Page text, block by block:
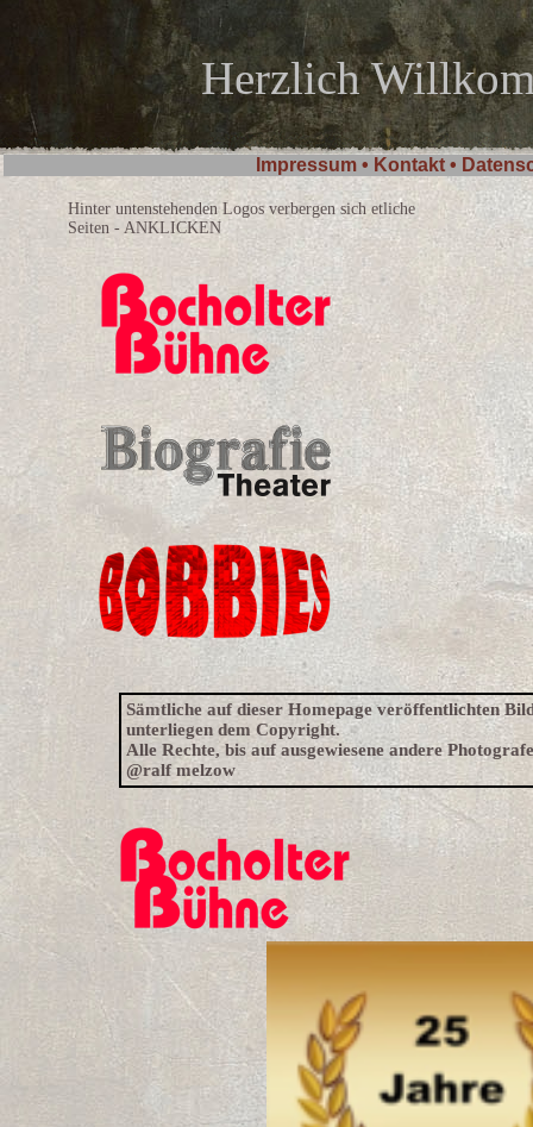
Impressum • Kontakt •
Herzlich
Hinter untenstehenden Logos verbergen sich etliche
Seiten - ANKLICKEN
Sämtliche auf dieser Homepage veröffentlichten
unterliegen dem Copyright.
Alle Rechte, bis auf ausgewiesene andere
@ralf melzow